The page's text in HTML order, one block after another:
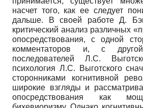
насчет того, как ее следует
дальше. В своей работе Д.
критический анализ различных
опосредствования, с одной
комментаторов и, с
последователей Л.С.
психология Л.С. Выготского
сторонниками когнитивной
широкие взгляды и
опосредствования как